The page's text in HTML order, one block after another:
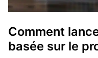
Comment
basée sur le